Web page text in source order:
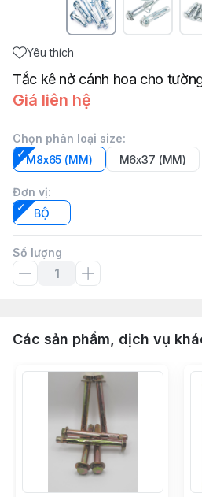
Yêu thích
Tắc kê nở cánh hoa cho
Giá liên hệ
Chọn phân loại size:
M8x65 (MM)
M6x37 (MM)
Đơn vị:
BỘ
Số lượng
Các sản phẩm, dịch vụ